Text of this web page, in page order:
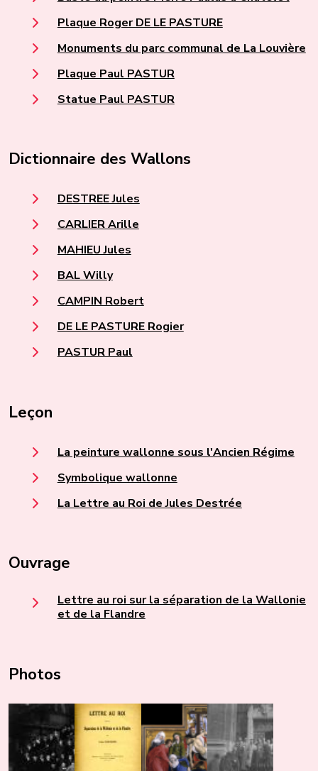
Plaque Roger DE LE PASTURE
Monuments du parc communal de La Louvière
Plaque Paul PASTUR
Statue Paul PASTUR
Dictionnaire des Wallons
DESTREE Jules
CARLIER Arille
MAHIEU Jules
BAL Willy
CAMPIN Robert
DE LE PASTURE Rogier
PASTUR Paul
Leçon
La peinture wallonne sous l'Ancien Régime
Symbolique wallonne
La Lettre au Roi de Jules Destrée
Ouvrage
Lettre au roi sur la séparation de la Wallonie
et de la Flandre
Photos